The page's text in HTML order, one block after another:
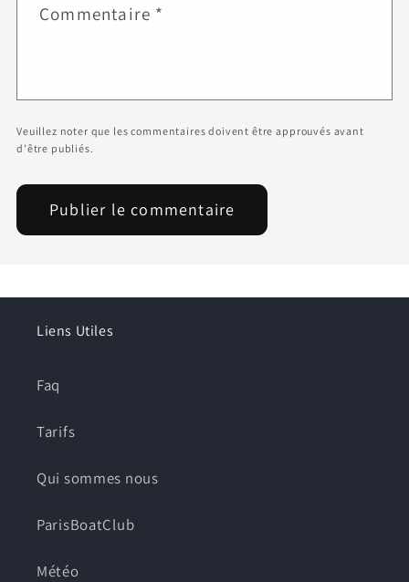
Commentaire *
Veuillez noter que les commentaires doivent être approuvés avant
d'être publiés.
Liens Utiles
Faq
Tarifs
Qui sommes nous
ParisBoatClub
Météo